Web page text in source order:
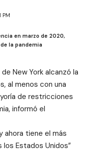
PM
en marzo de 2020,
la pandemia
New York alcanzó la
al menos con una
de restricciones
informó el
ahora tiene el más
Estados Unidos”